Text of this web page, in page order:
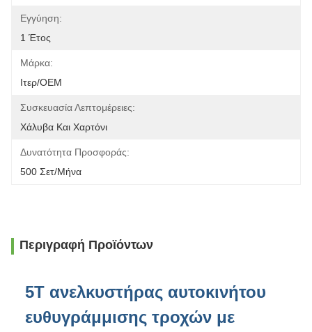
Εγγύηση:
1 Έτος
Μάρκα:
Ιτερ/OEM
Συσκευασία Λεπτομέρειες:
Χάλυβα Και Χαρτόνι
Δυνατότητα Προσφοράς:
500 Σετ/μήνα
Περιγραφή Προϊόντων
5T ανελκυστήρας αυτοκινήτου
ευθυγράμμισης τροχών με